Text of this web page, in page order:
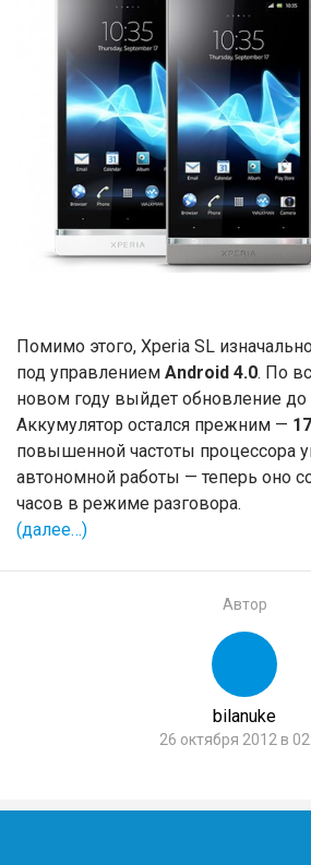
Помимо этого, Xperia SL
под управлением Android 4.0. По
новом году выйдет обновление до
Аккумулятор остался прежним —
повышенной частоты процессора
автономной работы — теперь оно
часов в режиме разговора.
(далее…)
Автор
bilanuke
26 октября 2012 в